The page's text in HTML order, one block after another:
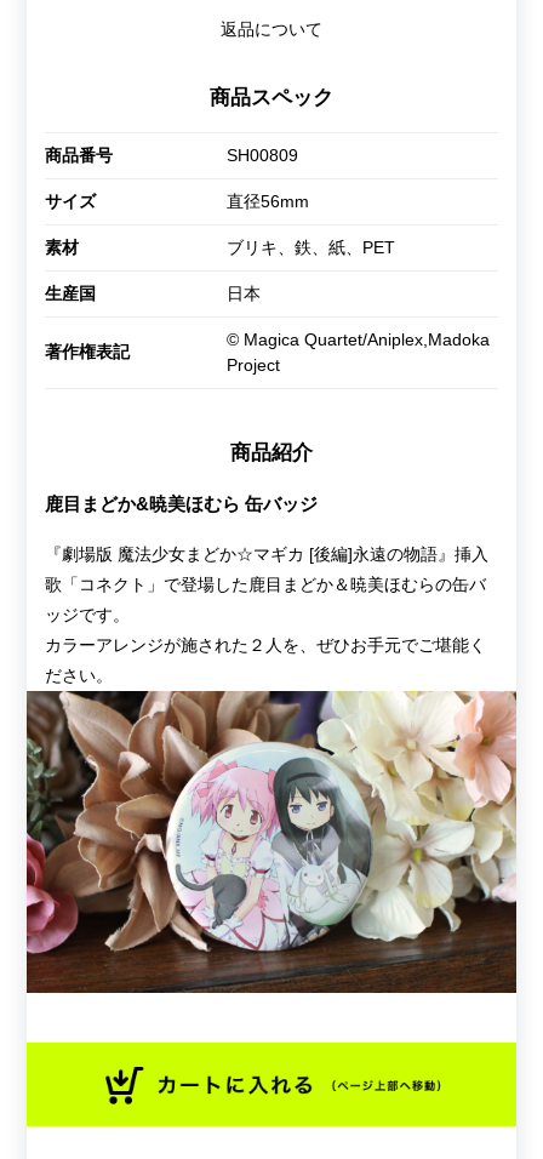
返品について
商品スペック
商品番号 SH00809
サイズ 直径56mm
素材 ブリキ、鉄、紙、PET
生産国 日本
著作権表記
© Magica Quartet/Aniplex,Madoka
Project
商品紹介
鹿目まどか&暁美ほむら 缶バッジ
『劇場版 魔法少女まどか☆マギカ [後編]永遠の物語』挿入
歌「コネクト」で登場した鹿目まどか＆暁美ほむらの缶バ
ッジです。
カラーアレンジが施された２人を、ぜひお手元でご堪能く
ださい。